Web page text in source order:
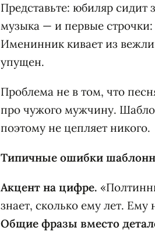
Представьте: юбиляр сидит
музыка — и первые строчки:
Именинник кивает из
упущен.
Проблема не в том, что
про чужого мужчину.
поэтому не цепляет никого.
Типичные ошибки
Акцент на цифре.
знает, сколько ему лет.
Общие фразы вместо